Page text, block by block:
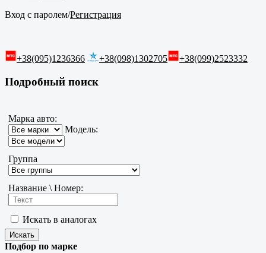
Вход с паролем/Регистрация
+38(095)1236366 +38(098)1302705 +38(099)2523332
Подробный поиск
Марка авто:
Модель:
Группа
Название \ Номер:
Искать в аналогах
Подбор по марке